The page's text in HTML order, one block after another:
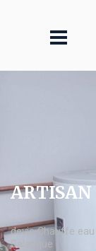
ARTISAN
devis Chauffe
Salanque